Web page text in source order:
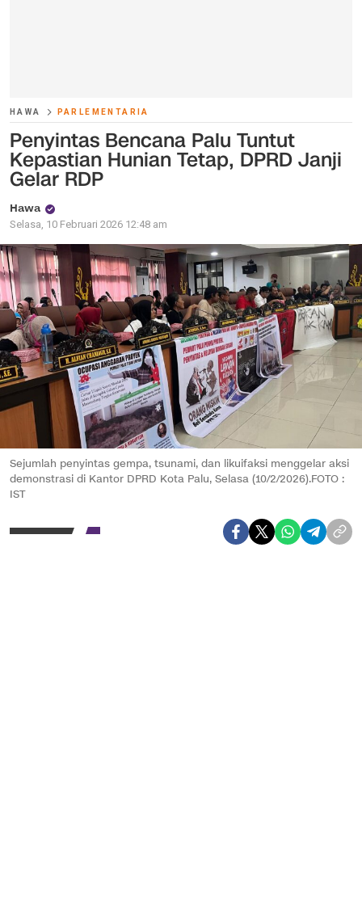
HAWA PARLEMENTARIA
Penyintas Bencana Palu Tuntut
Kepastian Hunian Tetap, DPRD Janji
Gelar RDP
Hawa
Selasa, 10 Februari 2026 12:48 am
Sejumlah penyintas gempa, tsunami, dan likuifaksi menggelar aksi
demonstrasi di Kantor DPRD Kota Palu, Selasa (10/2/2026).FOTO :
IST